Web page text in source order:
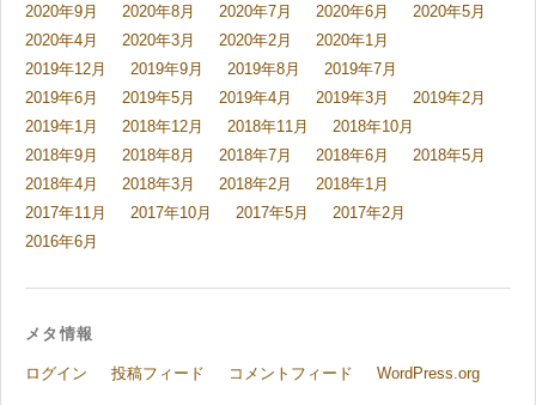
2020年9月
2020年8月 2020年7月 2020年6月
2020年5月
2020年4月
2020年3月 2020年2月
2020年1月
2019年12月
2019年9月 2019年8月
2019年7月
2019年6月
2019年5月 2019年4月 2019年3月
2019年2月
2019年1月
2018年12月 2018年11月
2018年10月
2018年9月
2018年8月 2018年7月 2018年6月
2018年5月
2018年4月
2018年3月 2018年2月
2018年1月
2017年11月
2017年10月 2017年5月
2017年2月
2016年6月
メタ情報
ログイン 投稿フィード コメントフィード WordPress.org